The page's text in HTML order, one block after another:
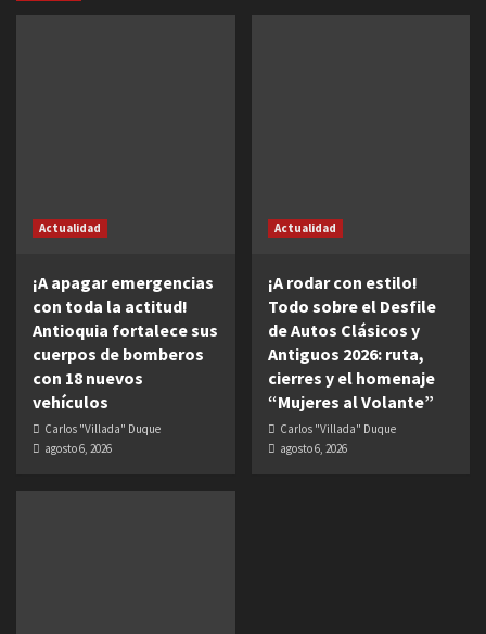
Actualidad
¡A apagar emergencias
con toda la actitud!
Antioquia fortalece sus
cuerpos de bomberos
con 18 nuevos
vehículos
Carlos "Villada" Duque
agosto 6, 2026
Actualidad
¡A rodar con estilo!
Todo sobre el Desfile
de Autos Clásicos y
Antiguos 2026: ruta,
cierres y el homenaje
“Mujeres al Volante”
Carlos "Villada" Duque
agosto 6, 2026